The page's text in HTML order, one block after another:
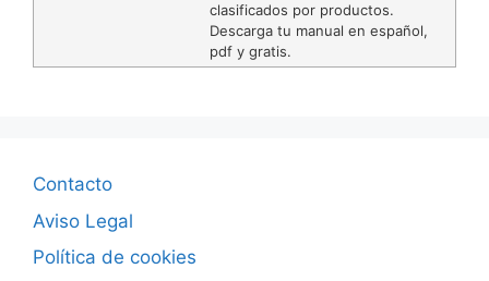
clasificados por productos.
Descarga tu manual en español,
pdf y gratis.
Contacto
Aviso Legal
Política de cookies